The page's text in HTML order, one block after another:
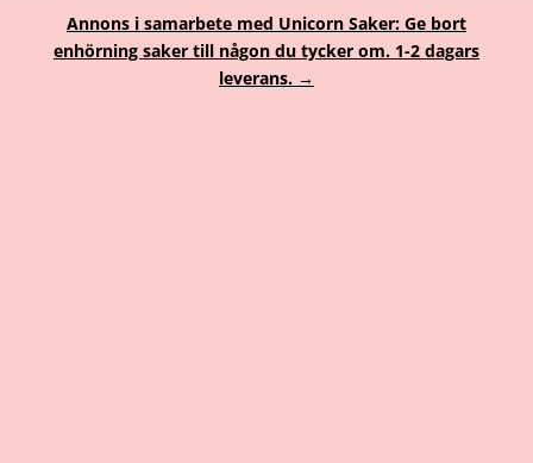
Annons i samarbete med Unicorn Saker: Ge bort
enhörning saker till någon du tycker om. 1-2 dagars
leverans. →